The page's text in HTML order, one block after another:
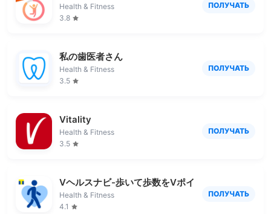
Health & Fitness
3.8
ПОЛУЧАТЬ
私の歯医者さん
Health & Fitness
3.5
ПОЛУЧАТЬ
Vitality
Health & Fitness
3.5
ПОЛУЧАТЬ
Vヘルスナビ-歩いて歩数をVポイントに-歩く移動
Health & Fitness
4.1
ПОЛУЧАТЬ